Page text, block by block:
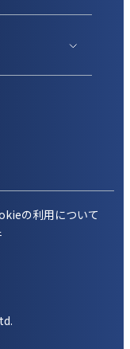
の利用について